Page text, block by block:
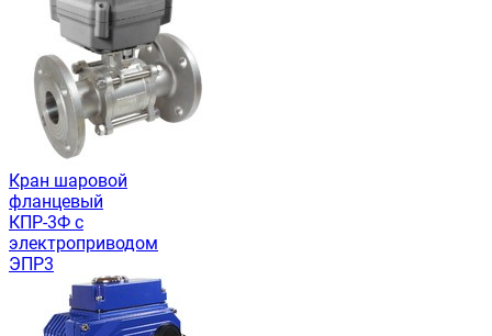
Кран шаровой
фланцевый
КПР-3Ф с
электроприводом
ЭПР3